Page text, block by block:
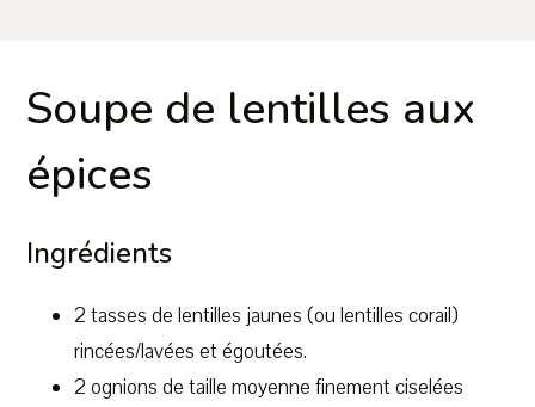
Soupe de lentilles aux
épices
Ingrédients
2 tasses de lentilles jaunes (ou lentilles corail)
rincées/lavées et égoutées.
2 ognions de taille moyenne finement ciselées